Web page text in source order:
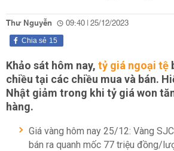
Thư Nguyễn 09:40 | 25/12/2023
15
Chia sẻ
Khảo sát hôm nay, tỷ giá ngoại tệ
chiều tại các chiều mua và bán.
Nhật giảm trong khi tỷ giá won
hàng.
Giá vàng hôm nay 25/12: Vàng
bán ra quanh mốc 77 triệu đồng/